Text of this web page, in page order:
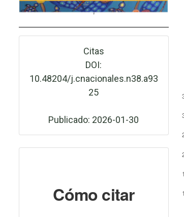
Citas
DOI:
10.48204/j.cnacionales.n38.a93
25
Publicado: 2026-01-30
Cómo citar